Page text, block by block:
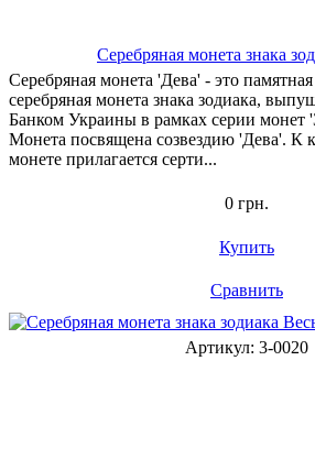
Серебряная монета знака
Серебряная монета 'Дева' - это
серебряная монета знака зодиака,
Банком Украины в рамках серии монет
Монета посвящена созвездию 'Дева'. К
монете прилагается серти...
0 грн.
Купить
Сравнить
Артикул: 3-0020